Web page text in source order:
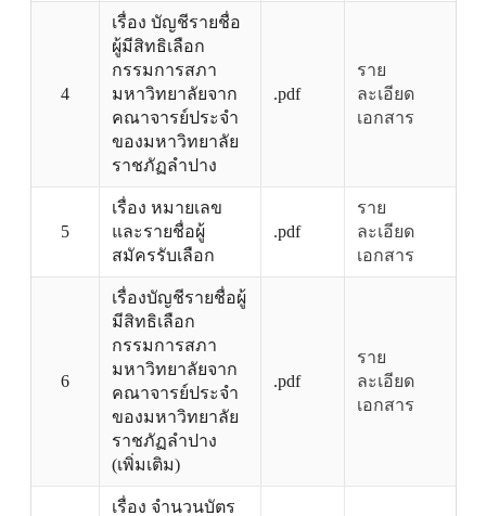
4
เรื่อง บัญชีรายชื่อ
ผู้มีสิทธิเลือก
กรรมการสภา
มหาวิทยาลัยจาก
คณาจารย์ประจำ
ของมหาวิทยาลัย
ราชภัฏลำปาง
.pdf
ราย
ละเอียด
เอกสาร
5
เรื่อง หมายเลข
และรายชื่อผู้
สมัครรับเลือก
.pdf
ราย
ละเอียด
เอกสาร
6
เรื่องบัญชีรายชื่อผู้
มีสิทธิเลือก
กรรมการสภา
มหาวิทยาลัยจาก
คณาจารย์ประจำ
ของมหาวิทยาลัย
ราชภัฏลำปาง
(เพิ่มเติม)
.pdf
ราย
ละเอียด
เอกสาร
เรื่อง จำนวนบัตร